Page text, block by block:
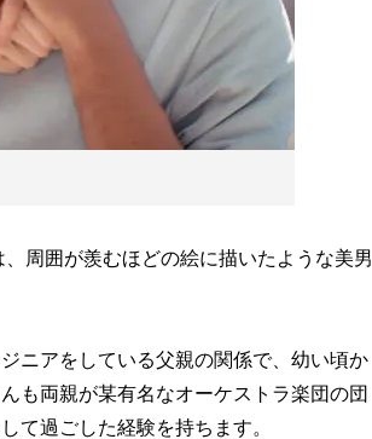
周囲が羨むほどの絵に描いたような美男
ニアをしている父親の関係で、幼い頃か
も両親が某有名なオーケストラ楽団の団
て過ごした経験を持ちます。